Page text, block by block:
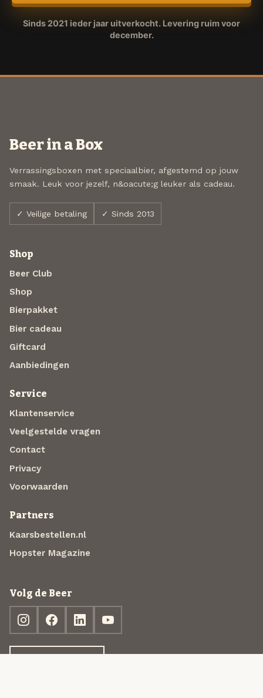
Sinds 2021 ieder jaar uitverkocht. Levering ruim voor
december.
Beer in a Box
Verrassingsboxen met speciaalbier, afgestemd op jouw
smaak. Leuk voor jezelf, n&oacute;g leuker als cadeau.
✓ Veilige betaling ✓ Sinds 2013
Shop
Beer Club
Shop
Bierpakket
Bier cadeau
Giftcard
Aanbiedingen
Service
Klantenservice
Veelgestelde vragen
Contact
Privacy
Voorwaarden
Partners
Kaarsbestellen.nl
Hopster Magazine
Volg de Beer